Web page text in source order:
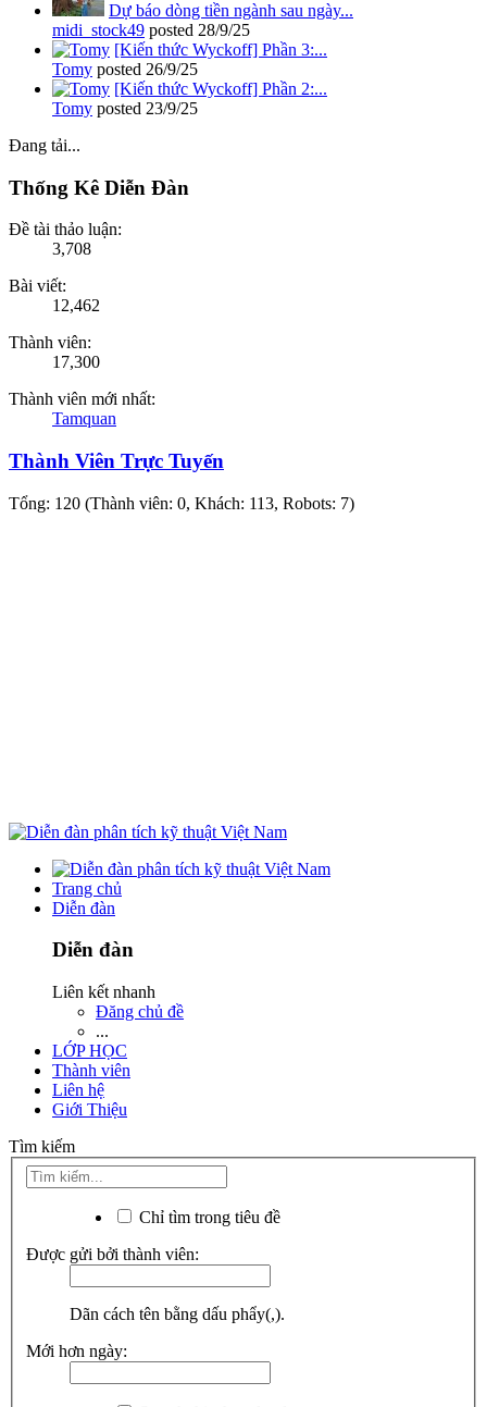
Dự báo dòng tiền ngành sau ngày...
midi_stock49 posted 28/9/25
[Kiến thức Wyckoff] Phần 3:...
Tomy posted 26/9/25
[Kiến thức Wyckoff] Phần 2:...
Tomy posted 23/9/25
Đang tải...
Thống Kê Diễn Đàn
Đề tài thảo luận:
3,708
Bài viết:
12,462
Thành viên:
17,300
Thành viên mới nhất:
Tamquan
Thành Viên Trực Tuyến
Tổng: 120 (Thành viên: 0, Khách: 113, Robots: 7)
Trang chủ
Diễn đàn
Diễn đàn
Liên kết nhanh
Đăng chủ đề
...
LỚP HỌC
Thành viên
Liên hệ
Giới Thiệu
Tìm kiếm
Chỉ tìm trong tiêu đề
Được gửi bởi thành viên:
Dãn cách tên bằng dấu phẩy(,).
Mới hơn ngày: